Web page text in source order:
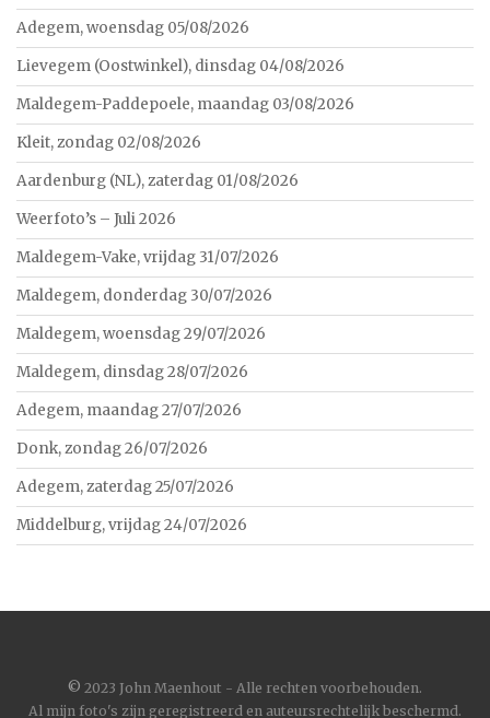
Adegem, woensdag 05/08/2026
Lievegem (Oostwinkel), dinsdag 04/08/2026
Maldegem-Paddepoele, maandag 03/08/2026
Kleit, zondag 02/08/2026
Aardenburg (NL), zaterdag 01/08/2026
Weerfoto’s – Juli 2026
Maldegem-Vake, vrijdag 31/07/2026
Maldegem, donderdag 30/07/2026
Maldegem, woensdag 29/07/2026
Maldegem, dinsdag 28/07/2026
Adegem, maandag 27/07/2026
Donk, zondag 26/07/2026
Adegem, zaterdag 25/07/2026
Middelburg, vrijdag 24/07/2026
© 2023 John Maenhout - Alle rechten voorbehouden.
Al mijn foto's zijn geregistreerd en auteursrechtelijk beschermd.